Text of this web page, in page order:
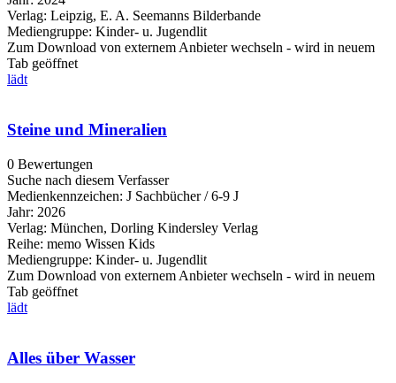
Verlag: Leipzig, E. A. Seemanns Bilderbande
Mediengruppe: Kinder- u. Jugendlit
Zum Download von externem Anbieter wechseln - wird in neuem
Tab geöffnet
lädt
Steine und Mineralien
0 Bewertungen
Suche nach diesem Verfasser
Medienkennzeichen: J Sachbücher / 6-9 J
Jahr: 2026
Verlag: München, Dorling Kindersley Verlag
Reihe: memo Wissen Kids
Mediengruppe: Kinder- u. Jugendlit
Zum Download von externem Anbieter wechseln - wird in neuem
Tab geöffnet
lädt
Alles über Wasser